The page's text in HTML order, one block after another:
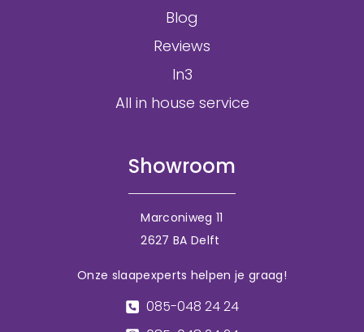
Blog
Reviews
In3
All in house service
Showroom
Marconiweg 11
2627 BA Delft
Onze slaapexperts helpen je graag!
085-048 24 24